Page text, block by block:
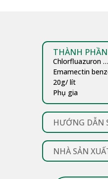
THÀNH PHẦN
Chlorfluazuron
Emamectin
20g/ lít
Phụ gia
HƯỚNG DẪN
NHÀ SẢN